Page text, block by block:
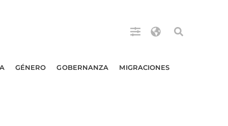
GÉNERO GOBERNANZA MIGRACIONES